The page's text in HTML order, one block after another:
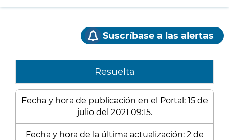
Suscríbase a las alertas
Resuelta
Fecha y hora de publicación en el Portal: 15 de
julio del 2021 09:15.
Fecha y hora de la última actualización: 2 de